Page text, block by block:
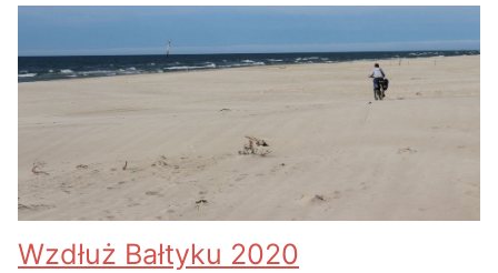
Wzdłuż Bałtyku 2020